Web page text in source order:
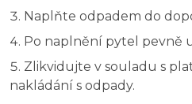
Naplňte odpadem do
Po naplnění pytel pevně
Zlikvidujte v souladu s
nakládání s odpady.